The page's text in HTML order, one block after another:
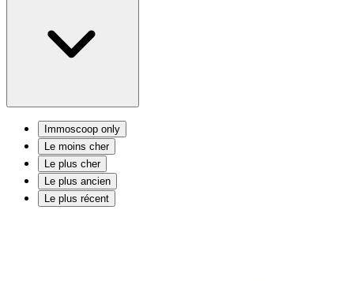
Immoscoop only
Le moins cher
Le plus cher
Le plus ancien
Le plus récent